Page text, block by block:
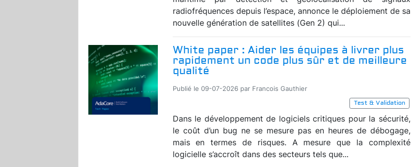
radiofréquences depuis l’espace, annonce le déploiement de sa
nouvelle génération de satellites (Gen 2) qui...
White paper : Aider les équipes à livrer plus
rapidement un code plus sûr et de meilleure
qualité
Publié le 09-07-2026 par Francois Gauthier
Test & Validation
Dans le développement de logiciels critiques pour la sécurité,
le coût d’un bug ne se mesure pas en heures de débogage,
mais en termes de risques. A mesure que la complexité
logicielle s’accroît dans des secteurs tels que...